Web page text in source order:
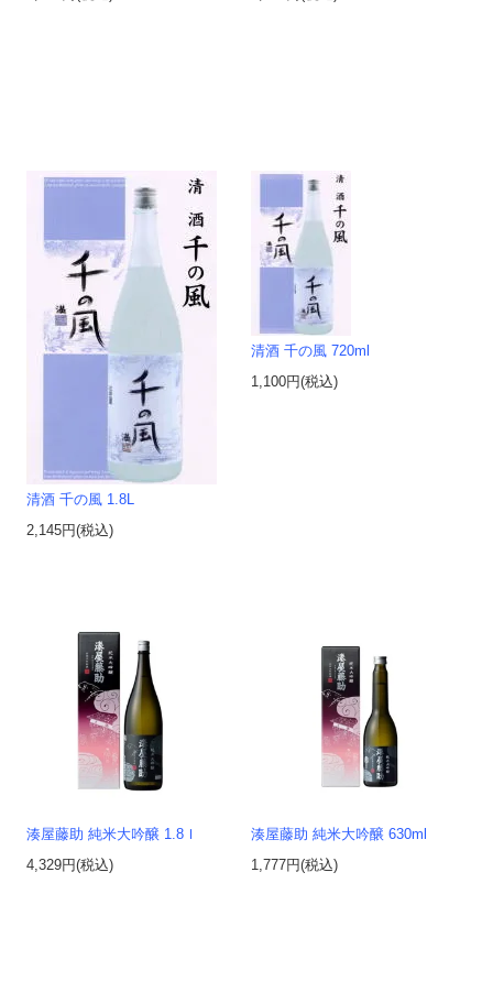
清酒 千の風 1.8L
2,145円(税込)
清酒 千の風 720ml
1,100円(税込)
湊屋藤助 純米大吟醸 1.8ｌ
4,329円(税込)
湊屋藤助 純米大吟醸 630ml
1,777円(税込)